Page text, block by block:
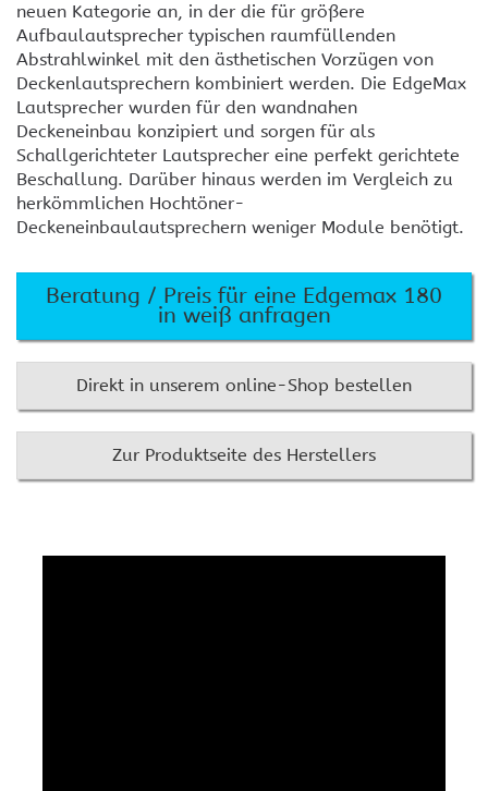
neuen Kategorie an, in der die für größere
Aufbaulautsprecher typischen raumfüllenden
Abstrahlwinkel mit den ästhetischen Vorzügen von
Deckenlautsprechern kombiniert werden. Die EdgeMax
Lautsprecher wurden für den wandnahen
Deckeneinbau konzipiert und sorgen für als
Schallgerichteter Lautsprecher eine perfekt gerichtete
Beschallung. Darüber hinaus werden im Vergleich zu
herkömmlichen Hochtöner-
Deckeneinbaulautsprechern weniger Module benötigt.
Beratung / Preis für eine Edgemax 180
in weiß anfragen
Direkt in unserem online-Shop bestellen
Zur Produktseite des Herstellers